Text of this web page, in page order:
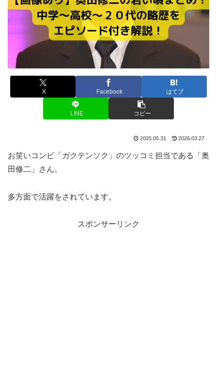
X Facebook はてブ
LINE コピー
2025.05.31 2026.03.27
お笑いコンビ「ガクテンソク」のツッコミ担当である「奥
田修二」さん。
多方面で活躍をされています。
スポンサーリンク